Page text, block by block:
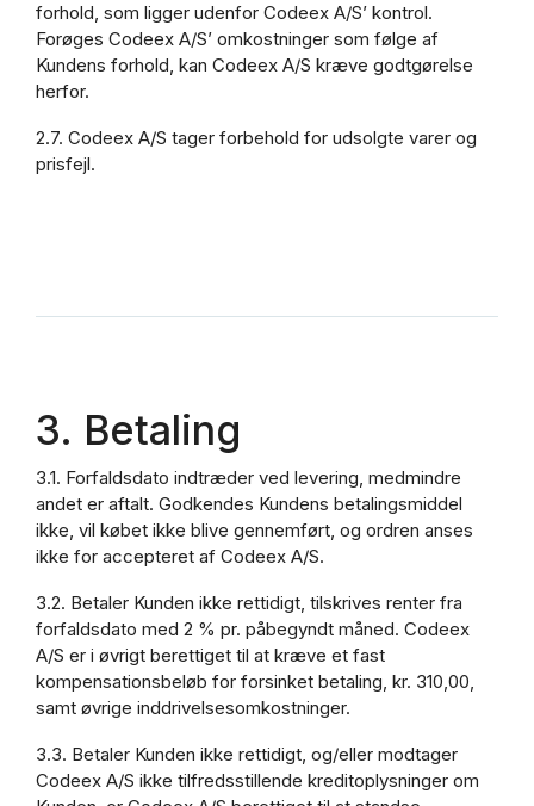
forhold, som ligger udenfor Codeex A/S’ kontrol.
Forøges Codeex A/S’ omkostninger som følge af
Kundens forhold, kan Codeex A/S kræve godtgørelse
herfor.
2.7. Codeex A/S tager forbehold for udsolgte varer og
prisfejl.
3. Betaling
3.1. Forfaldsdato indtræder ved levering, medmindre
andet er aftalt. Godkendes Kundens betalingsmiddel
ikke, vil købet ikke blive gennemført, og ordren anses
ikke for accepteret af Codeex A/S.
3.2. Betaler Kunden ikke rettidigt, tilskrives renter fra
forfaldsdato med 2 % pr. påbegyndt måned. Codeex
A/S er i øvrigt berettiget til at kræve et fast
kompensationsbeløb for forsinket betaling, kr. 310,00,
samt øvrige inddrivelsesomkostninger.
3.3. Betaler Kunden ikke rettidigt, og/eller modtager
Codeex A/S ikke tilfredsstillende kreditoplysninger om